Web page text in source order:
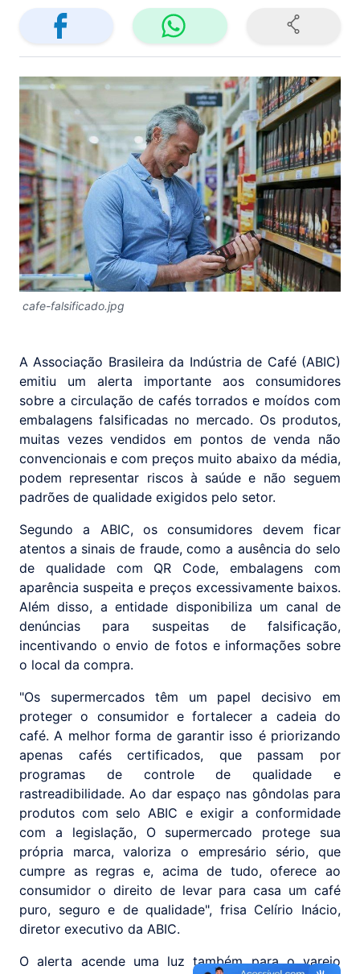
cafe-falsificado.jpg
A Associação Brasileira da Indústria de Café (ABIC)
emitiu um alerta importante aos consumidores
sobre a circulação de cafés torrados e moídos com
embalagens falsificadas no mercado. Os produtos,
muitas vezes vendidos em pontos de venda não
convencionais e com preços muito abaixo da média,
podem representar riscos à saúde e não seguem
padrões de qualidade exigidos pelo setor.
Segundo a ABIC, os consumidores devem ficar
atentos a sinais de fraude, como a ausência do selo
de qualidade com QR Code, embalagens com
aparência suspeita e preços excessivamente baixos.
Além disso, a entidade disponibiliza um canal de
denúncias para suspeitas de falsificação,
incentivando o envio de fotos e informações sobre
o local da compra.
"Os supermercados têm um papel decisivo em
proteger o consumidor e fortalecer a cadeia do
café. A melhor forma de garantir isso é priorizando
apenas cafés certificados, que passam por
programas de controle de qualidade e
rastreadibilidade. Ao dar espaço nas gôndolas para
produtos com selo ABIC e exigir a conformidade
com a legislação, O supermercado protege sua
própria marca, valoriza o empresário sério, que
cumpre as regras e, acima de tudo, oferece ao
consumidor o direito de levar para casa um café
puro, seguro e de qualidade", frisa Celírio Inácio,
diretor executivo da ABIC.
O alerta acende uma luz também para o varejo